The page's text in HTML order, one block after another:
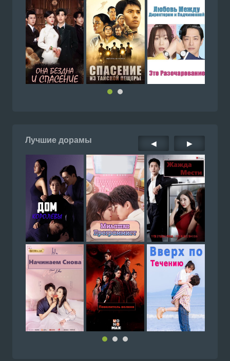
Лучшие дорамы ◀ ▶